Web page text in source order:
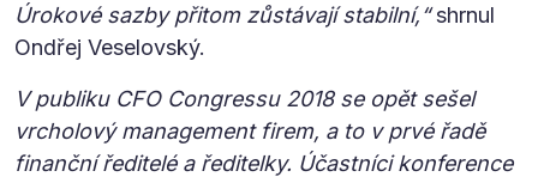
Úrokové sazby přitom zůstávají stabilní,“shrnul
Ondřej Veselovský.
V publiku CFO Congressu 2018 se opět sešel
vrcholový management firem, a to v prvé řadě
finanční ředitelé a ředitelky. Účastníci konference